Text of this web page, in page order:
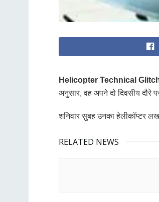
Helicopter Technical
अनुसार, वह अपने दो दिवसीय दौरे
शनिवार सुबह उनका हेलीकॉप्टर
RELATED NEWS